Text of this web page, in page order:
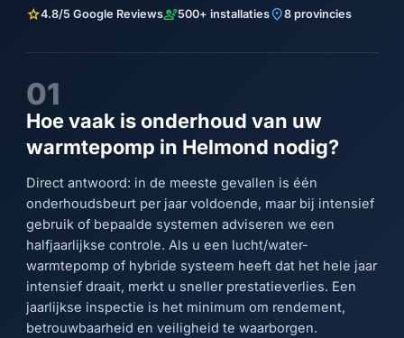
star4.8/5 Google Reviewsengineering500+ installatieslocation_on8 provincies
01
Hoe vaak is onderhoud van uw
warmtepomp in Helmond nodig?
Direct antwoord: in de meeste gevallen is één
onderhoudsbeurt per jaar voldoende, maar bij intensief
gebruik of bepaalde systemen adviseren we een
halfjaarlijkse controle. Als u een lucht/water-
warmtepomp of hybride systeem heeft dat het hele jaar
intensief draait, merkt u sneller prestatieverlies. Een
jaarlijkse inspectie is het minimum om rendement,
betrouwbaarheid en veiligheid te waarborgen.